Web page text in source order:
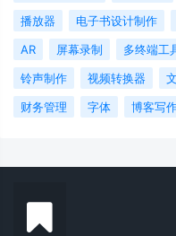
播放器
电子书设计制作
AR
屏幕录制 多终端工
铃声制作
视频转换器
财务管理
字体 博客写